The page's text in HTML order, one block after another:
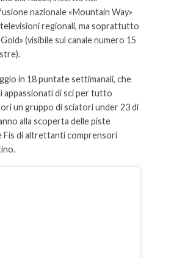
nazionale «Mountain Way»
regionali, ma soprattutto
(visibile sul canale numero 15
in 18 puntate settimanali, che
appassionati di sci per tutto
un gruppo di sciatori under 23 di
alla scoperta delle piste
Fis di altrettanti comprensori